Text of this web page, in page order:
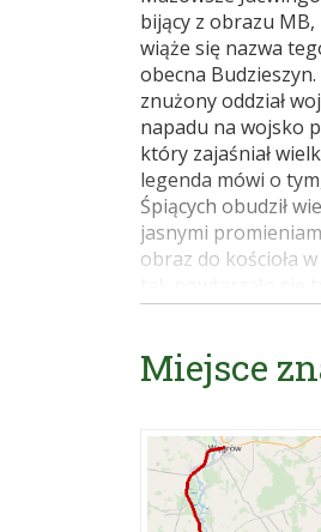
bijący z obrazu
wiąże się nazwa
obecna
znużony oddział
napadu na wojsko
który zajaśniał
legenda mówi o
Śpiących obudził
jasnymi
obraz do kościoła
kaplicę i tam
Tyle legendy. W
źródełko, z którego
nim cudowny
cmentarz, do
Mokobody, a
Budzieszyńskiej
Miejsce